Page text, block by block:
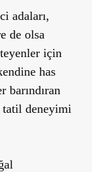
adaları,
de olsa
için
has
tatil deneyimi